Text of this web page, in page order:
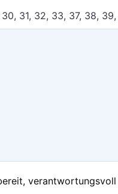
31, 32, 33, 37, 38,
verantwortungsvoll